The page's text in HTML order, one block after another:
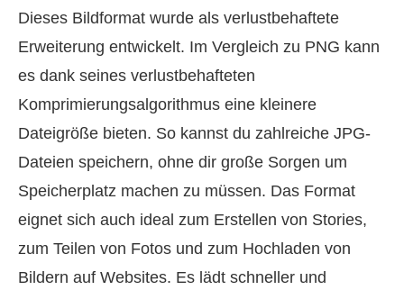
Dieses Bildformat wurde als verlustbehaftete
Erweiterung entwickelt. Im Vergleich zu PNG kann
es dank seines verlustbehafteten
Komprimierungsalgorithmus eine kleinere
Dateigröße bieten. So kannst du zahlreiche JPG-
Dateien speichern, ohne dir große Sorgen um
Speicherplatz machen zu müssen. Das Format
eignet sich auch ideal zum Erstellen von Stories,
zum Teilen von Fotos und zum Hochladen von
Bildern auf Websites. Es lädt schneller und